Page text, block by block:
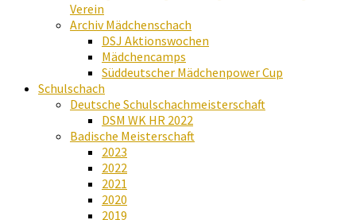
Verein
Archiv Mädchenschach
DSJ Aktionswochen
Mädchencamps
Süddeutscher Mädchenpower Cup
Schulschach
Deutsche Schulschachmeisterschaft
DSM WK HR 2022
Badische Meisterschaft
2023
2022
2021
2020
2019